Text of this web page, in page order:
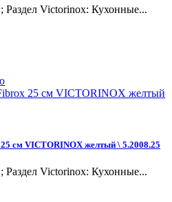
Victorinox: Кухонные...
см VICTORINOX желтый \ 5.2008.25
Victorinox: Кухонные...